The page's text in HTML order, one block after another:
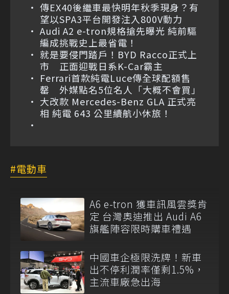
傳EX40後繼車最快明年秋季現身？有
望以SPA3平台開發注入800V動力
Audi A2 e-tron規格搶先曝光 純前驅
編成挑戰史上最省電！
就是要侵門踏戶！BYD Racco正式上
市 正面迎戰日系K-Car霸主
Ferrari首款純電Luce傳全球配額售
罄 外媒點名5位名人「大概不會買」
大改款 Mercedes-Benz GLA 正式亮
相 純電 643 公里續航小休旅！
電動車
A6 e-tron 獲車訊風雲獎肯
定 台灣奧迪推出 Audi A6
旗艦陣容限時購車禮遇
中國車企極限洗牌！新車
出不停利潤率僅剩1.5%，
主流車廠急出海